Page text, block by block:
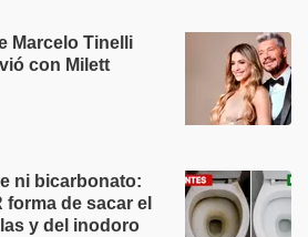
Marcelo Tinelli
con Milett
ni bicarbonato:
forma de sacar el
y del inodoro